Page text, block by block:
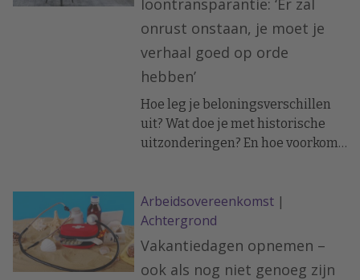
arbeidsovereenkomst volgen.
Langdurig thuiswerken levert
daarbij niet zomaar een
verworven recht op.
onrust onstaan, je moet je
verhaal goed op orde
hebben’
Hoe leg je beloningsverschillen
uit? Wat doe je met historische
uitzonderingen? En hoe voorkom
Croonwolter&dros, en Katja
Meeuwsen, ASICS EMEA hun
verwachtingen, zorgen en
adviezen voor HR.
Arbeidsovereenkomst |
Achtergrond
Vakantiedagen opnemen –
ook als nog niet genoeg zijn